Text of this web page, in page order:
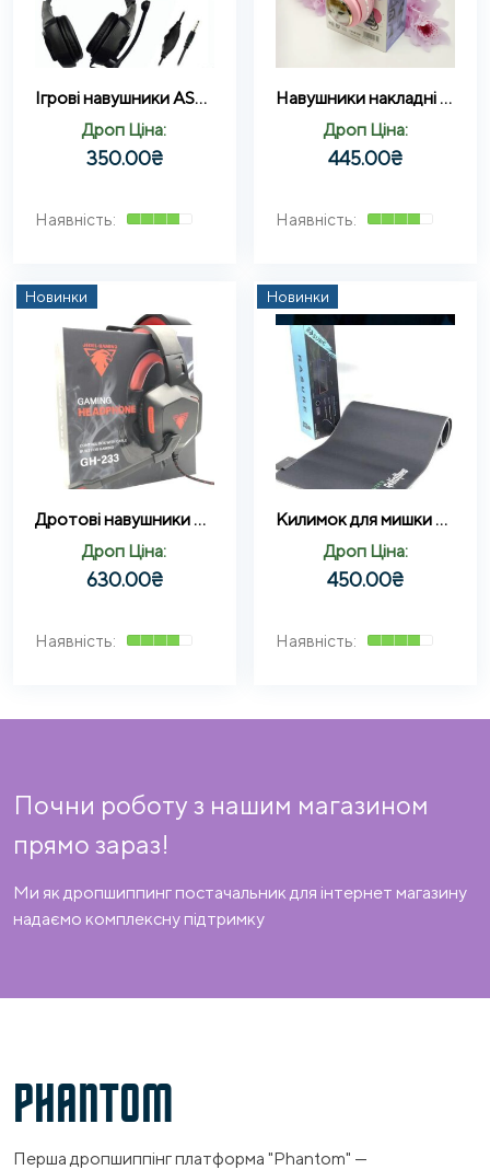
Ігрові навушники ASSASSINS G007 Pro провідні з спрямованим мікрофоном
Дроп Ціна:
350.00₴
Навушники накладні Bluetooth Кошенятко без вушок AKZ-03
Дроп Ціна:
445.00₴
Новинки
Дротові навушники JEDEL GH233 з підсвічуванням та мікрофоном. Ігрові навушники.
Дроп Ціна:
630.00₴
Новинки
Килимок для мишки RGB RAZER R-780 (30*78*0.3) Килимок для миші у фірмовій упаковці
Дроп Ціна:
450.00₴
Почни роботу з нашим магазином
прямо зараз!
Ми як дропшиппинг постачальник для інтернет магазину
надаємо комплексну підтримку
PHANTOM
Перша дропшиппінг платформа "Phantom" —